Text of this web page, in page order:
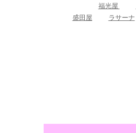
福光屋
盛田屋
ラサーナ